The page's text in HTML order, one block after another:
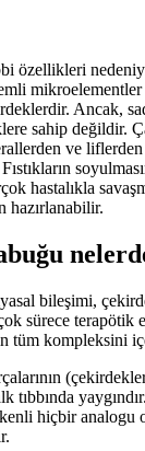
özellikleri
Ancak,
sahip değildir.
ve
hastalıkla
hazırlanabilir.
bileşimi,
sürece
tüm kompleksini
tıbbında
hiçbir analogu